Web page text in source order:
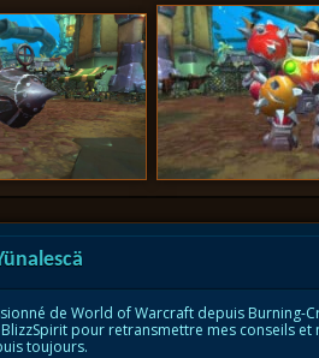
de World of Warcraft depuis Burning-
pour retransmettre mes conseils
toujours.